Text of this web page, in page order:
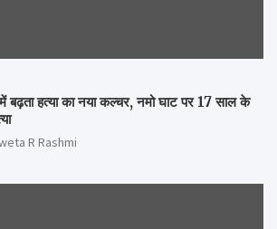
बढ़ता हत्या का नया कल्चर, नमो घाट पर 17 साल के
R Rashmi